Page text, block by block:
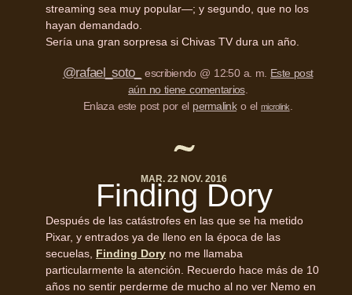
streaming sea muy popular—; y segundo, que no los
hayan demandado.
Sería una gran sorpresa si Chivas TV dura un año.
@rafael_soto_ escribiendo @ 12:50 a. m. Este post
aún no tiene comentarios.
Enlaza este post por el permalinko el microlink
MAR. 22 NOV. 2016
Finding Dory
Después de las catástrofes en las que se ha metido
Pixar, y entrados ya de lleno en la época de las
secuelas, Finding Dory no me llamaba
particularmente la atención. Recuerdo hace más de 10
años no sentir perderme de mucho al no ver Nemo en